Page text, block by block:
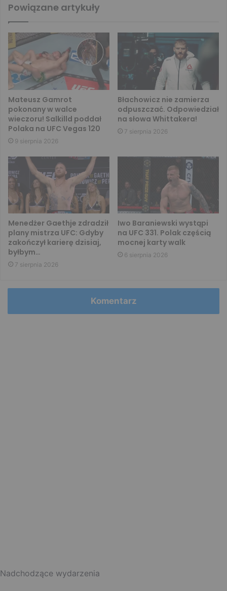
Powiązane artykuły
Mateusz Gamrot
pokonany w walce
wieczoru! Salkilld poddał
Polaka na UFC Vegas 120
9 sierpnia 2026
Błachowicz nie zamierza
odpuszczać. Odpowiedział
na słowa Whittakera!
7 sierpnia 2026
Menedżer Gaethje zdradził
plany mistrza UFC: Gdyby
zakończył karierę dzisiaj,
byłbym…
7 sierpnia 2026
Iwo Baraniewski wystąpi
na UFC 331. Polak częścią
mocnej karty walk
6 sierpnia 2026
Komentarz
Nadchodzące wydarzenia